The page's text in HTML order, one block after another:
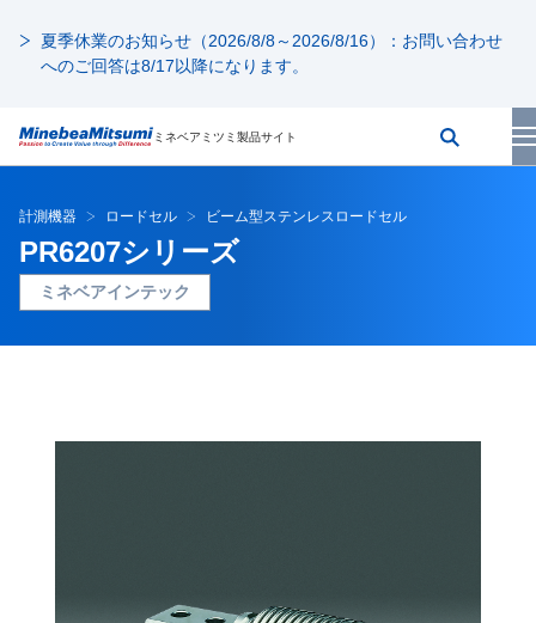
夏季休業のお知らせ（2026/8/8～2026/8/16）：お問い合わせ
へのご回答は8/17以降になります。
ミネベアミツミ製品サイト
計測機器 ロードセル ビーム型ステンレスロードセル
PR6207シリーズ
ミネベアインテック